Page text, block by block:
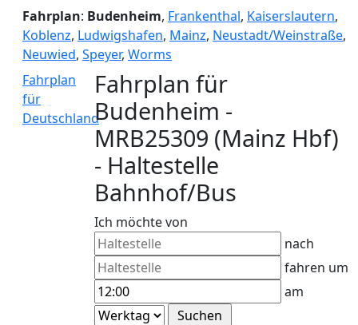
Fahrplan: Budenheim, Frankenthal, Kaiserslautern,
Koblenz, Ludwigshafen, Mainz, Neustadt/Weinstraße,
Neuwied, Speyer, Worms
Fahrplan
für
Deutschland
Fahrplan für
Budenheim -
MRB25309 (Mainz Hbf)
- Haltestelle
Bahnhof/Bus
Ich möchte von
nach
fahren um
am